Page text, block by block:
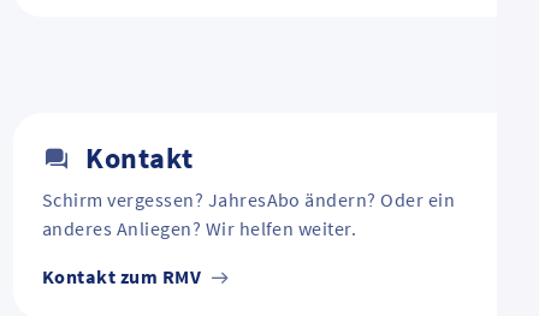
Kontakt
Schirm vergessen? JahresAbo ändern? Oder ein
anderes Anliegen? Wir helfen weiter.
Kontakt zum RMV